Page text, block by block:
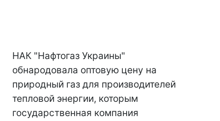
НАК "Нафтогаз Украины"
обнародовала оптовую цену на
природный газ для производителей
тепловой энергии, которым
государственная компания